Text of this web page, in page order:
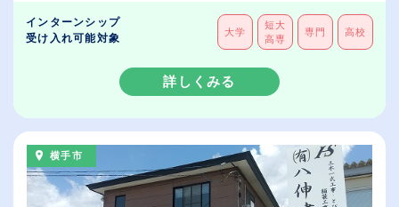
インターンシップ
受け入れ可能対象
大学
短大
高専
専門 高校
詳しくみる
横手市